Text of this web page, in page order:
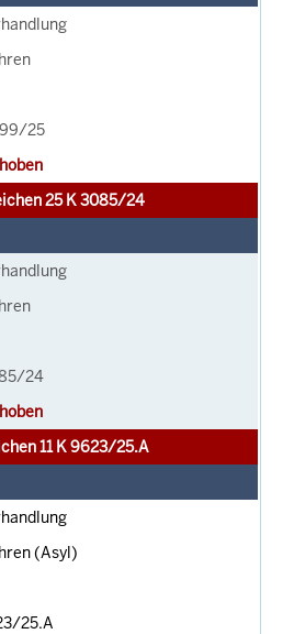
25
25 K 3085/24
24
11 K 9623/25.A
(Asyl)
25.A